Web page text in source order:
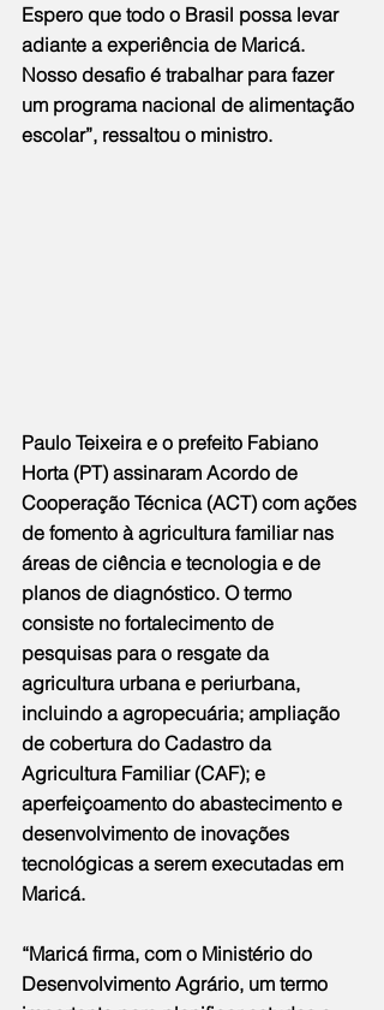
Espero que todo o Brasil possa levar
adiante a experiência de Maricá.
Nosso desafio é trabalhar para fazer
um programa nacional de alimentação
escolar”, ressaltou o ministro.
Paulo Teixeira e o prefeito Fabiano
Horta (PT) assinaram Acordo de
Cooperação Técnica (ACT) com ações
de fomento à agricultura familiar nas
áreas de ciência e tecnologia e de
planos de diagnóstico. O termo
consiste no fortalecimento de
pesquisas para o resgate da
agricultura urbana e periurbana,
incluindo a agropecuária; ampliação
de cobertura do Cadastro da
Agricultura Familiar (CAF); e
aperfeiçoamento do abastecimento e
desenvolvimento de inovações
tecnológicas a serem executadas em
Maricá.
“Maricá firma, com o Ministério do
Desenvolvimento Agrário, um termo